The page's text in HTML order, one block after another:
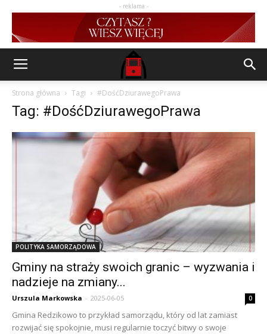
- reklama -
Strona główna Tagi #DośćDziurawegoPrawa
Tag: #DośćDziurawegoPrawa
POLITYKA SAMORZĄDOWA
Gminy na straży swoich granic – wyzwania i
nadzieje na zmiany...
Urszula Markowska - 2025-06-05 0
Gmina Redzikowo to przykład samorządu, który od lat zamiast
rozwijać się spokojnie, musi regularnie toczyć bitwy o swoje